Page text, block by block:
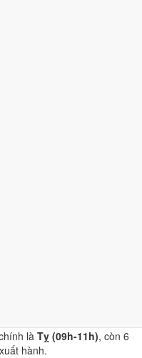
2026. Bảng đủ 6 giờ Hoàng
kế tiếp.
của ngày đang xem.
Mùi)
xem.
thổ hoặc nhận lễ giúp
chọn người mượn tuổi xem
truyền thống, mang tính
thế quyết định chuyên
23/11/2026
21h), Hợi (21h-23h)
là Tỵ (09h-11h), còn 6
hành.